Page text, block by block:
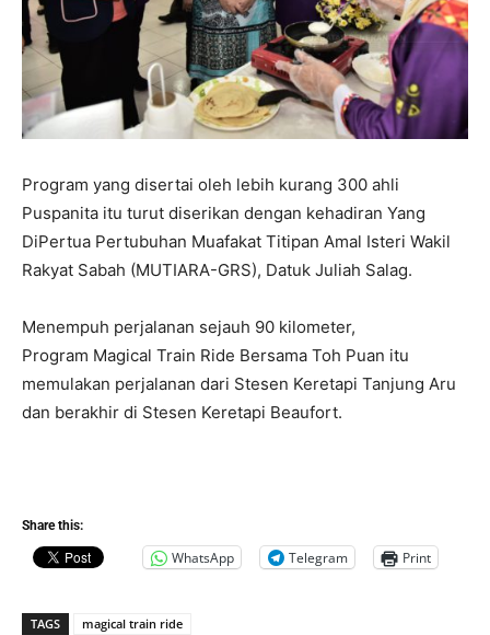
Program yang disertai oleh lebih kurang 300 ahli
Puspanita itu turut diserikan dengan kehadiran Yang
DiPertua Pertubuhan Muafakat Titipan Amal Isteri Wakil
Rakyat Sabah (MUTIARA-GRS), Datuk Juliah Salag.
Menempuh perjalanan sejauh 90 kilometer,
Program Magical Train Ride Bersama Toh Puan itu
memulakan perjalanan dari Stesen Keretapi Tanjung Aru
dan berakhir di Stesen Keretapi Beaufort.
Share this:
WhatsApp Telegram Print
TAGS magical train ride